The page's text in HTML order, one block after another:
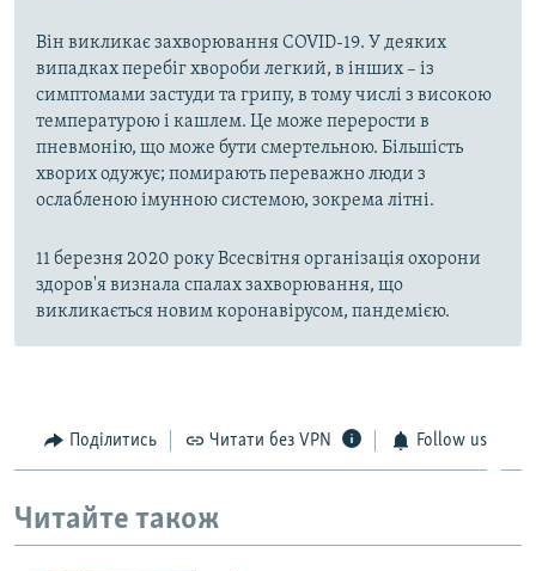
Він викликає захворювання COVID-19. У деяких
випадках перебіг хвороби легкий, в інших – із
симптомами застуди та грипу, в тому числі з високою
температурою і кашлем. Це може перерости в
пневмонію, що може бути смертельною. Більшість
хворих одужує; помирають переважно люди з
ослабленою імунною системою, зокрема літні.
11 березня 2020 року Всесвітня організація охорони
здоров'я визнала спалах захворювання, що
викликається новим коронавірусом, пандемією.
Поділитись Читати без VPN Follow us
Читайте також